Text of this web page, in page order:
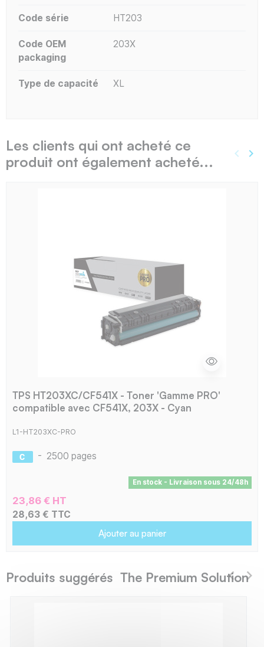
Code série HT203
Code OEM
packaging
203X
Type de capacité XL
Les clients qui ont acheté ce
produit ont également acheté...
keyboard_arrow_left keyboard_arrow_right
TPS HT203XC/CF541X - Toner 'Gamme PRO'
compatible avec CF541X, 203X - Cyan
L1-HT203XC-PRO
- 2500 pages
En stock - Livraison sous 24/48h
23,86 € HT
28,63 € TTC
Ajouter au panier
Produits suggérés The Premium Solution